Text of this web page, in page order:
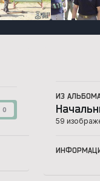
0
ИЗ
59